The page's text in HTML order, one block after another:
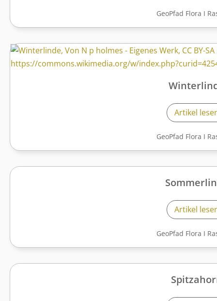
GeoPfad Flora I
Artikel
GeoPfad Flora I
Artikel
GeoPfad Flora I